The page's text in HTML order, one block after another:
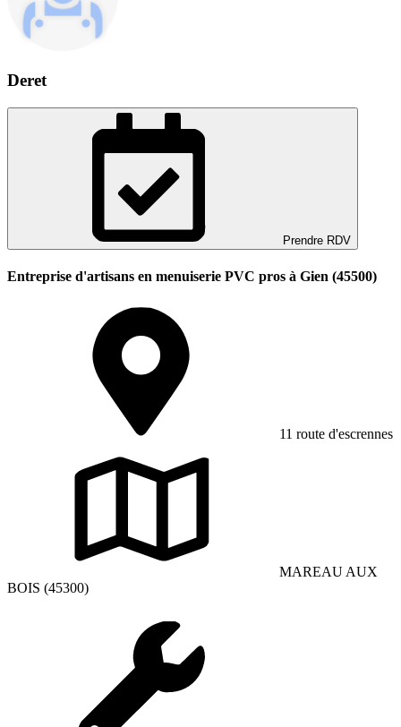
Deret
Prendre RDV
Entreprise d'artisans en menuiserie PVC pros à Gien (45500)
11 route d'escrennes
MAREAU AUX
BOIS (45300)